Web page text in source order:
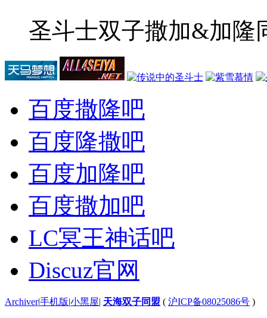
圣斗士双子撒加&加隆
百度撒隆吧
百度隆撒吧
百度加隆吧
百度撒加吧
LC冥王神话吧
Discuz官网
Archiver|手机版|小黑屋| 天海双子同盟 ( 沪ICP备08025086号 )